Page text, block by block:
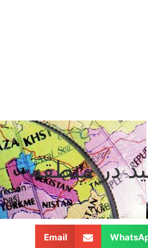
در منطقه
Email